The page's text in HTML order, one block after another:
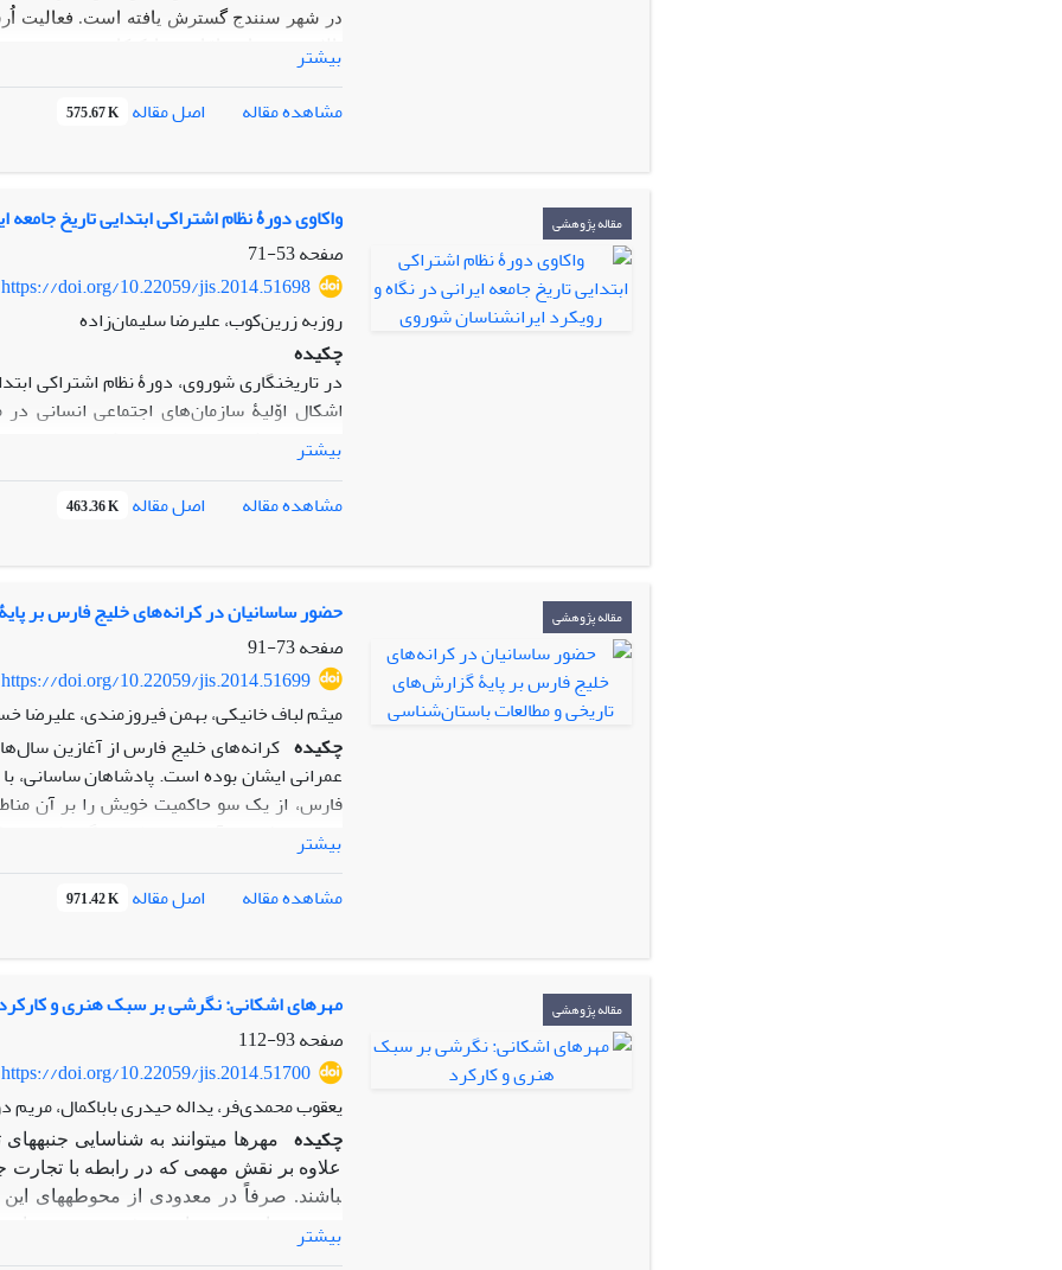
در شهر سنندج گسترش یافته است. فعالیت
نازک‌کاری سنندج از اواسط دورۀ قاجار به
چوب و استخراج ریشه‌ی گردو، هنر
نازک‌کار است.
بیشتر
مشاهده مقاله
اصل مقاله 575.67 K
مقاله پژوهشی
واکاوی دورۀ نظام اشتراکی ابتدایی تاریخ
صفحه53-71
https://doi.org/10.22059/jis.2014.51698
روزبه زرین‌کوب، علیرضا سلیمان‌زاده
چکیده
در تاریخ­نگاری شوروی، دورۀ نظام اشتراکی
اشکال اوّلیۀ سازمان‌های اجتماعی انسانی
پیرامون روش­های جدیدی است که مورخان و
بوده‌اند. در تحقیقات ایرانی و هم در
چگونگی نگرش به قدیمی­ترین اعصار تاریخی
مارکسیستی در مورد جوامع گذشته انسانی است
رشته­های مرتبط با تاریخ جوامع گذشتۀ انسانی
بیشتر
مشاهده مقاله
اصل مقاله 463.36 K
مقاله پژوهشی
حضور ساسانیان در کرانه‌های خلیج فارس بر
صفحه73-91
https://doi.org/10.22059/jis.2014.51699
میثم لباف خانیکی، بهمن فیروزمندی، علیرضا
چکیده کرانه‌های خلیج فارس از آغازین
عمرانی ایشان بوده است. پادشاهان ساسانی،
فارس، از یک سو حاکمیت خویش را بر آن
مهاجمان فراهم ‌آوردند. علاوه بر
یافته‌های باستان­شناسی بر حضور جامعه و
ساسانی گویای روابط اجتماعی و اقتصادی
معماری، گونۀ غالب ظروف سفالین، سکه‌ها و
بیگانگان تأمین می‌کرده است.
بیشتر
مشاهده مقاله
اصل مقاله 971.42 K
مقاله پژوهشی
مهرهای اشکانی: نگرشی بر سبک هنری و
صفحه93-112
https://doi.org/10.22059/jis.2014.51700
یعقوب محمدی‌فر، یداله حیدری باباکمال، مریم
چکیده
مهرها می­توانند به شناسایی
علاوه بر نقش مهمی که در رابطه با تجارت
باشند. صرفاً در معدودی از محوطه­های این
حاضرمعرفیبیشتر